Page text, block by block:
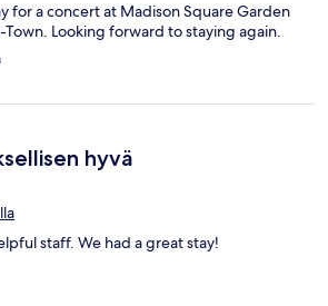
for a concert at Madison Square Garden
Looking forward to staying again.
hyvä
staff. We had a great stay!